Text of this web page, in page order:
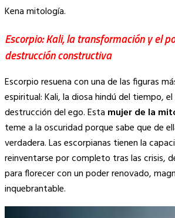
Kena mitología.
Escorpio: Kali, la transformación y el
destrucción constructiva
Escorpio resuena con una de las figuras
espiritual: Kali, la diosa hindú del tiempo,
destrucción del ego. Esta mujer de la
teme a la oscuridad porque sabe que de
verdadera. Las escorpianas tienen la
reinventarse por completo tras las crisis,
para florecer con un poder renovado,
inquebrantable.